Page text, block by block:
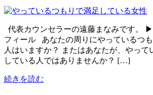
代表カウンセラーの遠藤まなみです。
フィール あなたの周りにやっているつ
人はいますか？ またはあなたが、やって
している人ではありませんか？ […]
続きを読む